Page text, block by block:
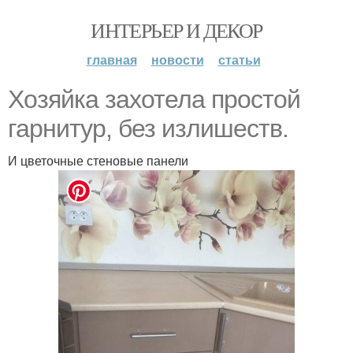
ИНТЕРЬЕР И ДЕКОР
главная новости статьи
Хозяйка захотела простой
гарнитур, без излишеств.
И цветочные стеновые панели